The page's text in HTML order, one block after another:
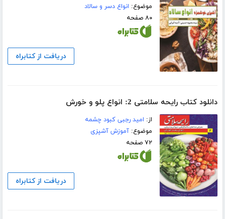
موضوع: انواع دسر و سالاد
۸۰ صفحه
دریافت از کتابراه
دانلود کتاب رایحه سلامتی 2: انواع پلو و خورش
از: امید رجبی کبود چشمه
موضوع:آموزش آشپزی
۷۲ صفحه
دریافت از کتابراه